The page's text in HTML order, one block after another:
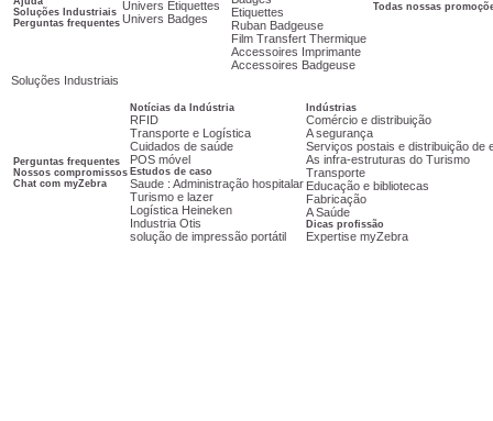
Soluções Industriais
Perguntas frequentes
Univers Etiquettes
Univers Badges
Etiquettes
Ruban Badgeuse
Film Transfert Thermique
Accessoires Imprimante
Accessoires Badgeuse
Todas nossas
Soluções Industriais
Perguntas frequentes
Nossos compromissos
Chat com myZebra
Notícias da Indústria
RFID
Transporte e Logística
Cuidados de saúde
POS móvel
Estudos de caso
Saude : Administração hospitalar
Turismo e lazer
Logística Heineken
Industria Otis
solução de impressão portátil
Indústrias
Comércio e distribuição
A segurança
Serviços postais e distribuição de
As infra-estruturas do Turismo
Transporte
Educação e bibliotecas
Fabricação
A Saúde
Dicas profissão
Expertise myZebra